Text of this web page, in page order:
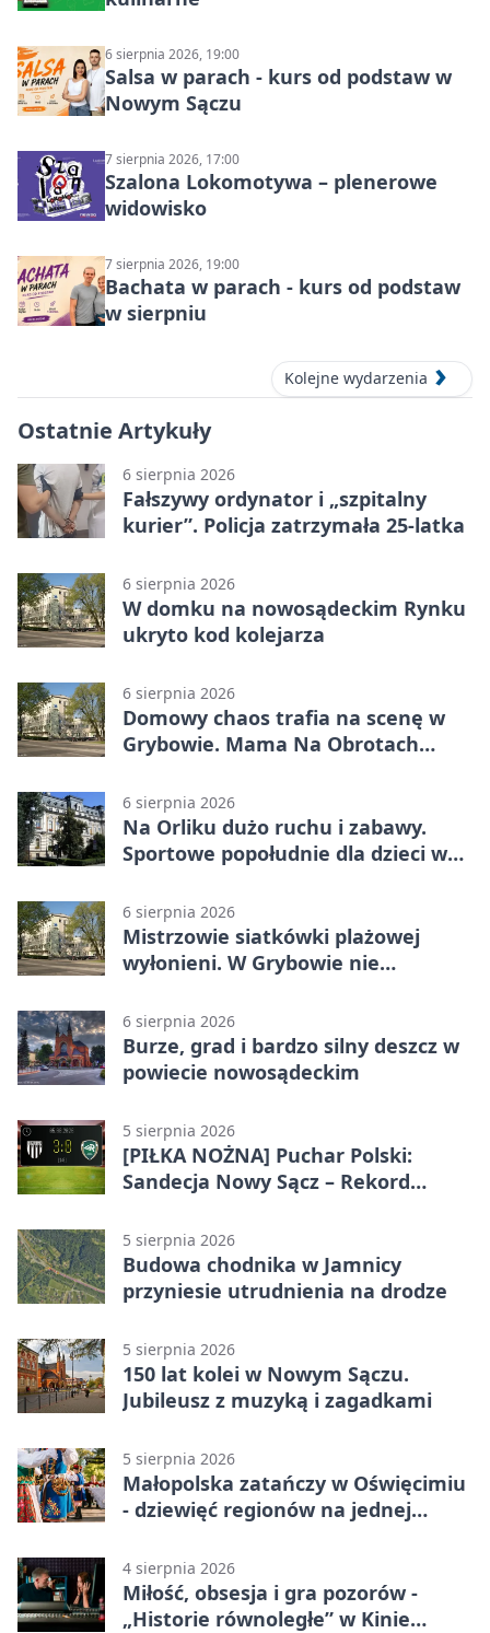
6 sierpnia 2026, 19:00
Salsa w parach - kurs od podstaw w
Nowym Sączu
7 sierpnia 2026, 17:00
Szalona Lokomotywa – plenerowe
widowisko
7 sierpnia 2026, 19:00
Bachata w parach - kurs od podstaw
w sierpniu
Kolejne wydarzenia
Ostatnie Artykuły
6 sierpnia 2026
Fałszywy ordynator i „szpitalny
kurier”. Policja zatrzymała 25-latka
6 sierpnia 2026
W domku na nowosądeckim Rynku
ukryto kod kolejarza
6 sierpnia 2026
Domowy chaos trafia na scenę w
Grybowie. Mama Na Obrotach
6 sierpnia 2026
Na Orliku dużo ruchu i zabawy.
Sportowe popołudnie dla dzieci w
6 sierpnia 2026
Mistrzowie siatkówki plażowej
wyłonieni. W Grybowie nie
6 sierpnia 2026
Burze, grad i bardzo silny deszcz w
powiecie nowosądeckim
5 sierpnia 2026
[PIŁKA NOŻNA] Puchar Polski:
Sandecja Nowy Sącz – Rekord
5 sierpnia 2026
Budowa chodnika w Jamnicy
przyniesie utrudnienia na drodze
5 sierpnia 2026
150 lat kolei w Nowym Sączu.
Jubileusz z muzyką i zagadkami
5 sierpnia 2026
Małopolska zatańczy w Oświęcimiu
- dziewięć regionów na jednej
4 sierpnia 2026
Miłość, obsesja i gra pozorów -
„Historie równoległe” w Kinie